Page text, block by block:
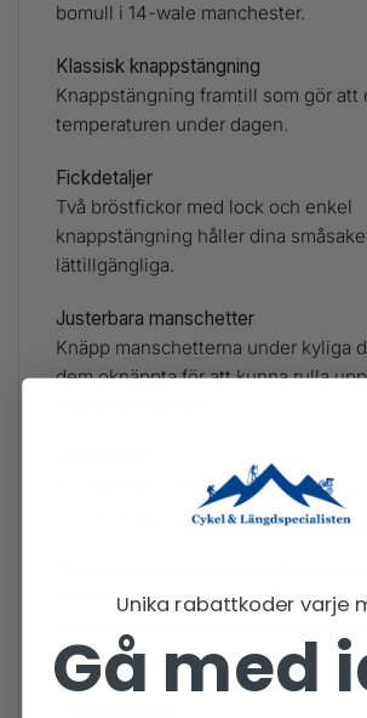
bomull i 14-wale manchester.
Klassisk knappstängning
Knappstängning framtill som gör att
temperaturen under dagen.
Fickdetaljer
Två bröstfickor med lock och enkel
knappstängning håller dina
lättillgängliga.
Justerbara manschetter
Knäpp manschetterna under kyliga
dem oknäppta för att kunna rulla
Rundad fåll som kan stoppas in eller
för extra täckning.
Tillverkad i en Fair Trade Certified™-
för sitt arbete.
Unika rabattkoder varje
Gå med